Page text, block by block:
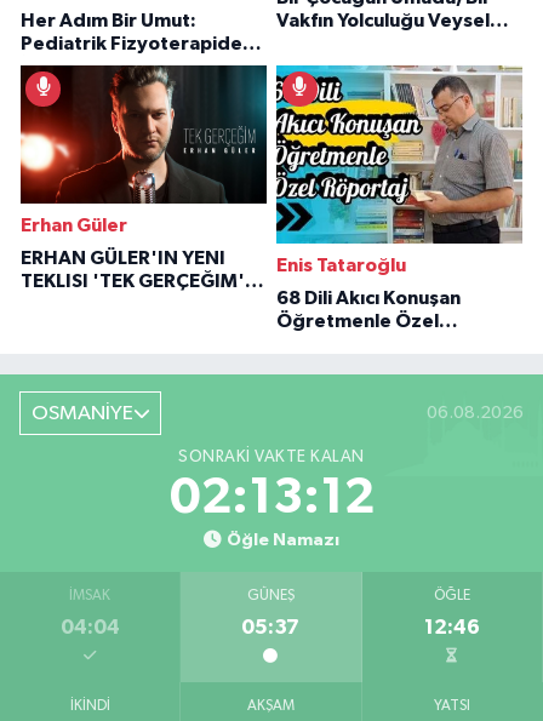
Her Adım Bir Umut:
Pediatrik Fizyoterapiden
İlham Veren Hikâyeler
Vakfın Yolculuğu Veysel
Erhan Güler
ERHAN GÜLER'IN YENI
TEKLISI 'TEK GERÇEĞIM'LE
Enis Tataroğlu
68 Dili Akıcı Konuşan
Öğretmenle Özel
OSMANİYE 06.08.2026
SONRAKI VAKTE KALAN
02:13:11
Öğle Namazı
İMSAK
04:04
GÜNEŞ
05:37
ÖĞLE
12:46
İKINDI AKŞAM YATSI